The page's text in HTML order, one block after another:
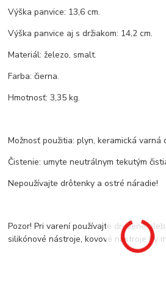
Výška panvice: 13,6 cm.
Výška panvice aj s držiakom: 14,2 cm.
Materiál: železo, smalt.
Farba: čierna.
Hmotnosť: 3,35 kg.
Možnosť použitia: plyn, keramická varná
Čistenie: umyte neutrálnym tekutým
Nepoužívajte drôtenky a ostré náradie!
Pozor! Pri varení používajte drevené
silikónové nástroje, kovové nástroje by